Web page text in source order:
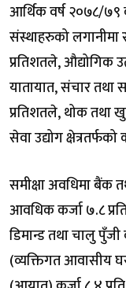
आर्थिक वर्ष २०७८/७९
संस्थाहरुको लगानीमा
प्रतिशतले, औद्योगिक
यातायात, संचार तथा
प्रतिशतले, थोक तथा
सेवा उद्योग
समीक्षा अवधिमा बैंक
आवधिक कर्जा ७.८
डिमान्ड तथा चालु
(व्यक्तिगत आवासीय